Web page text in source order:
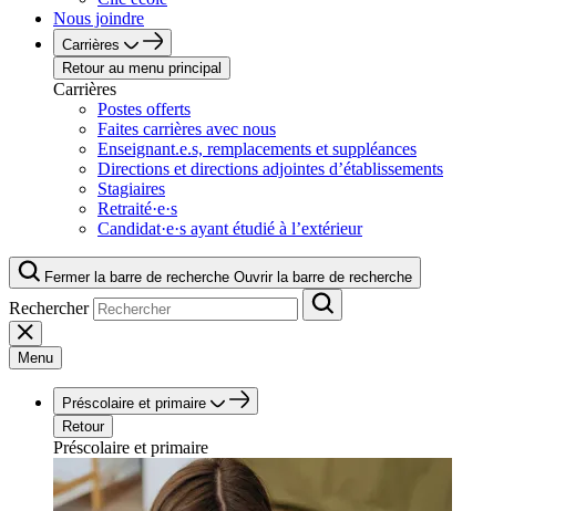
Nous joindre
Carrières
Retour au menu principal
Carrières
Postes offerts
Faites carrières avec nous
Enseignant.e.s, remplacements et suppléances
Directions et directions adjointes d’établissements
Stagiaires
Retraité·e·s
Candidat·e·s ayant étudié à l’extérieur
Fermer la barre de recherche Ouvrir la barre de recherche
Rechercher
Menu
Préscolaire et primaire
Retour
Préscolaire et primaire